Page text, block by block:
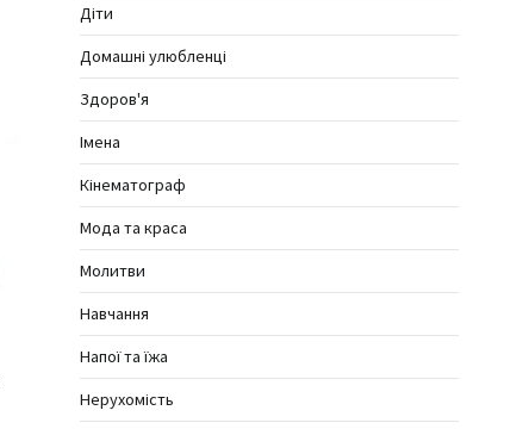
Діти
Домашні улюбленці
Здоров'я
Імена
Кінематограф
Мода та краса
Молитви
Навчання
Напої та їжа
Нерухомість